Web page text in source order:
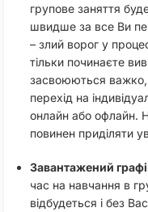
групове заняття
швидше за все Ви
– злий ворог у
тільки починаєте
засвоюються
перехід на
онлайн або офлайн.
повинен приділяти
Завантажений
час на навчання в
відбудеться і без